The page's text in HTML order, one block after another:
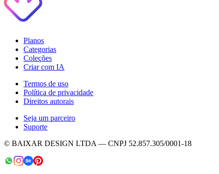
Planos
Categorias
Coleções
Criar com IA
Termos de uso
Política de privacidade
Direitos autorais
Seja um parceiro
Suporte
© BAIXAR DESIGN LTDA — CNPJ 52.857.305/0001-18